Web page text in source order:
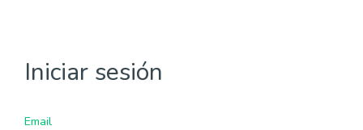
Iniciar sesión
Email